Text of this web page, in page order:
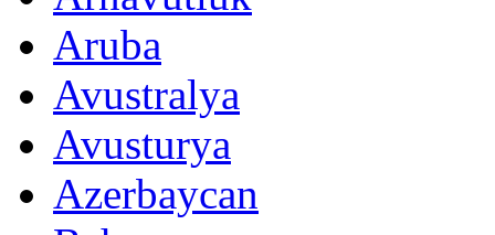
Aruba
Avustralya
Avusturya
Azerbaycan